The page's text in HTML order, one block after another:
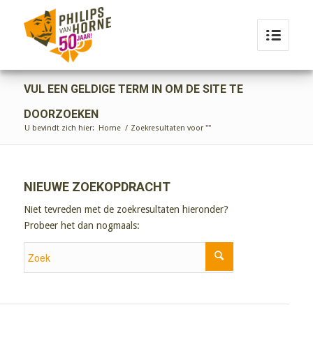
VUL EEN GELDIGE TERM IN OM DE SITE TE
DOORZOEKEN
U bevindt zich hier: Home / Zoekresultaten voor ""
NIEUWE ZOEKOPDRACHT
Niet tevreden met de zoekresultaten hieronder?
Probeer het dan nogmaals: